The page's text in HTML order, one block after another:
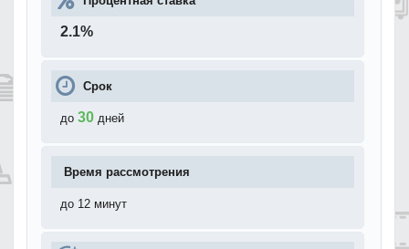
2.1%
Срок
до 30 дней
Время рассмотрения
до 12 минут